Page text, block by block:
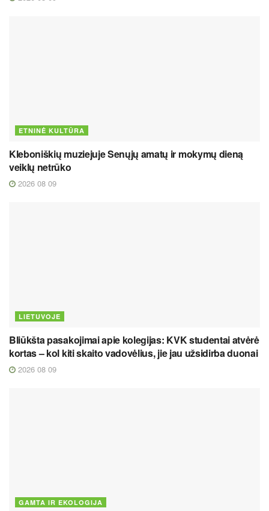
ETNINĖ KULTŪRA
Kleboniškių muziejuje Senųjų amatų ir mokymų dieną
veiklų netrūko
2026 08 09
LIETUVOJE
Bliūkšta pasakojimai apie kolegijas: KVK studentai atvėrė
kortas – kol kiti skaito vadovėlius, jie jau užsidirba duonai
2026 08 09
GAMTA IR EKOLOGIJA